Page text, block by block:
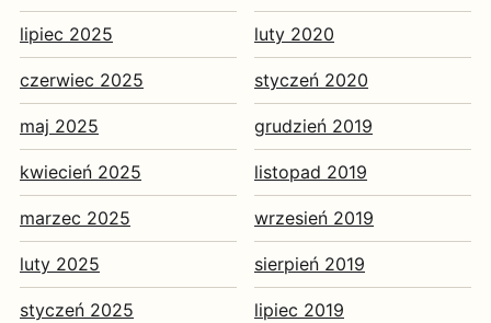
lipiec 2025
czerwiec 2025
maj 2025
kwiecień 2025
marzec 2025
luty 2025
styczeń 2025
luty 2020
styczeń 2020
grudzień 2019
listopad 2019
wrzesień 2019
sierpień 2019
lipiec 2019